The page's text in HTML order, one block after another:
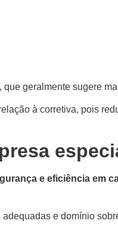
geralmente sugere
à corretiva, pois
e eficiência em
e domínio